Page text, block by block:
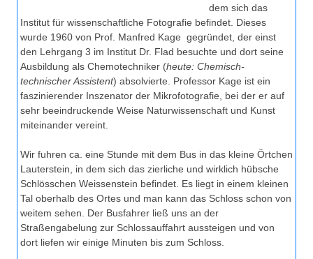
dem sich das
Institut für wissenschaftliche Fotografie befindet. Dieses
wurde 1960 von Prof. Manfred Kage gegründet, der einst
den Lehrgang 3 im Institut Dr. Flad besuchte und dort seine
Ausbildung als Chemotechniker (heute: Chemisch-
technischer Assistent) absolvierte. Professor Kage ist ein
faszinierender Inszenator der Mikrofotografie, bei der er auf
sehr beeindruckende Weise Naturwissenschaft und Kunst
miteinander vereint.
Wir fuhren ca. eine Stunde mit dem Bus in das kleine Örtchen
Lauterstein, in dem sich das zierliche und wirklich hübsche
Schlösschen Weissenstein befindet. Es liegt in einem kleinen
Tal oberhalb des Ortes und man kann das Schloss schon von
weitem sehen. Der Busfahrer ließ uns an der
Straßengabelung zur Schlossauffahrt aussteigen und von
dort liefen wir einige Minuten bis zum Schloss.